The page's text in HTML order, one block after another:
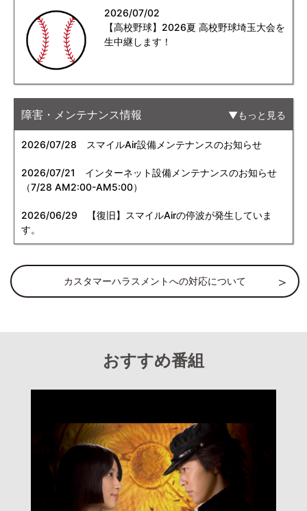
2026/07/02
【高校野球】2026夏 高校野球埼玉大会を
生中継します！
障害・メンテナンス情報 もっと見る
2026/07/28 スマイルAir設備メンテナンスのお知らせ
2026/07/21
インターネット設備メンテナンスのお知らせ
（7/28 AM2:00-AM5:00）
2026/06/29 【復旧】スマイルAirの停波が発生していま
す。
カスタマーハラスメントへの対応について
おすすめ番組